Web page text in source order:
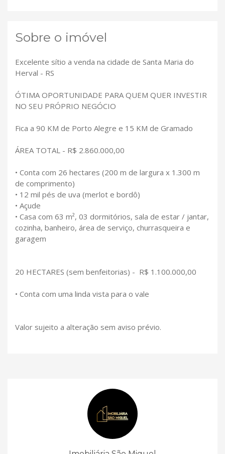
Sobre o imóvel
Excelente sítio a venda na cidade de Santa Maria do
Herval - RS
ÓTIMA OPORTUNIDADE PARA QUEM QUER INVESTIR
NO SEU PRÓPRIO NEGÓCIO
Fica a 90 KM de Porto Alegre e 15 KM de Gramado
ÁREA TOTAL - R$ 2.860.000,00
• Conta com 26 hectares (200 m de largura x 1.300 m
de comprimento)
• 12 mil pés de uva (merlot e bordô)
• Açude
• Casa com 63 m², 03 dormitórios, sala de estar / jantar,
cozinha, banheiro, área de serviço, churrasqueira e
garagem
20 HECTARES (sem benfeitorias) - R$ 1.100.000,00
• Conta com uma linda vista para o vale
Valor sujeito a alteração sem aviso prévio.